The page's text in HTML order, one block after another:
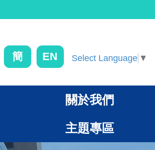
簡 EN Select Language ▼
關於我們
主題專區